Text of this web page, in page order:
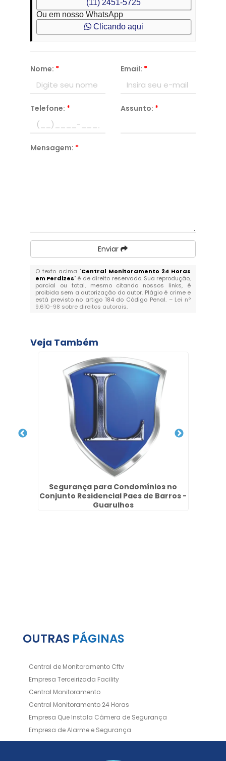
(11) 2451-5725
Ou em nosso WhatsApp
Clicando aqui
Nome: * Email: *
Telefone: * Assunto: *
Mensagem: *
Enviar
O texto acima "Central Monitoramento 24 Horas
em Perdizes" é de direito reservado. Sua reprodução,
parcial ou total, mesmo citando nossos links, é
proibida sem a autorização do autor. Plágio é crime e
está previsto no artigo 184 do Código Penal. – Lei n°
9.610-98 sobre direitos autorais.
Veja Também
Segurança para Condomínios no
Conjunto Residencial Paes de Barros -
Guarulhos
OUTRAS PÁGINAS
Central de Monitoramento Cftv
Empresa Terceirizada Facility
Central Monitoramento
Central Monitoramento 24 Horas
Empresa Que Instala Câmera de Segurança
Empresa de Alarme e Segurança
Empresa de Alarmes
Empresa de Facilities